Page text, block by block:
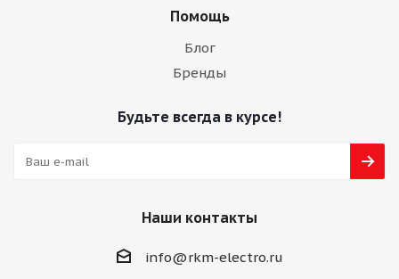
Помощь
Блог
Бренды
Будьте всегда в курсе!
Наши контакты
info@rkm-electro.ru